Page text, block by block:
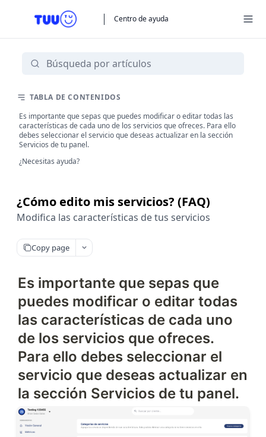
Centro de ayuda
¿Cómo edito mis servicios? (FAQ)
Modifica las características de tus servicios
Copy page
Es importante que sepas que
puedes modificar o editar todas
las características de cada uno
de los servicios que ofreces.
Para ello debes seleccionar el
servicio que deseas actualizar en
la sección Servicios de tu panel.
TABLA DE CONTENIDOS
Es importante que sepas que puedes modificar o editar todas las
características de cada uno de los servicios que ofreces. Para ello
debes seleccionar el servicio que deseas actualizar en la sección
Servicios de tu panel.
¿Necesitas ayuda?